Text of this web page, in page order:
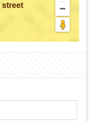
street